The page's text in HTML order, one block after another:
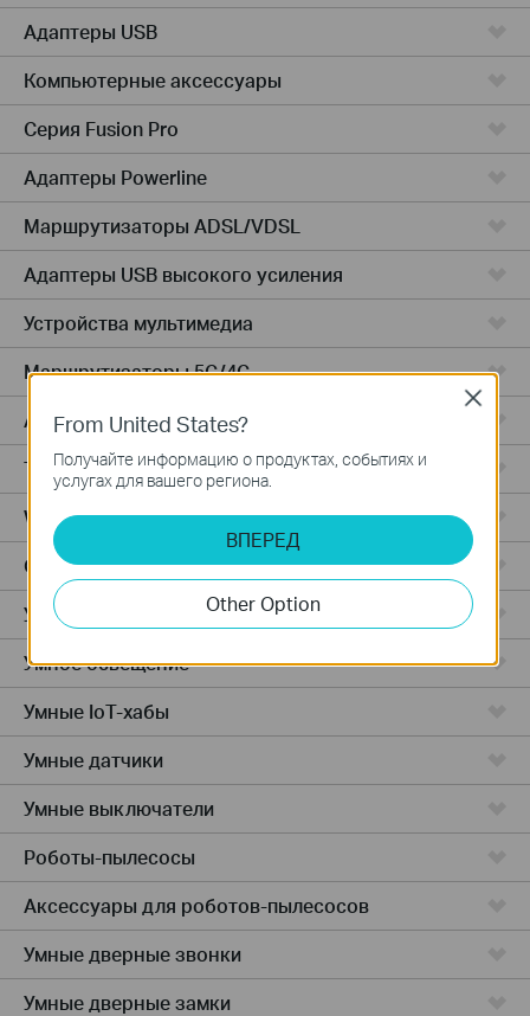
Адаптеры USB
Компьютерные аксессуары
Серия Fusion Pro
Адаптеры Powerline
Маршрутизаторы ADSL/VDSL
Адаптеры USB высокого усиления
Устройства мультимедиа
Маршрутизаторы 5G/4G
Адаптеры PCIe
Точки доступа
Wireless USB Adapters
Облачные камеры
Умные розетки
Умное освещение
Умные IoT-хабы
Умные датчики
Умные выключатели
Роботы-пылесосы
Аксессуары для роботов-пылесосов
Умные дверные звонки
Умные дверные замки
From United States?
Получайте информацию о продуктах, событиях и
услугах для вашего региона.
ВПЕРЕД
Other Option
Close